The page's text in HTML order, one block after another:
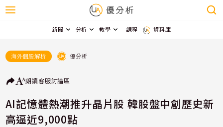
新聞 分析 教學 課程 資料庫
海外個股解析 優分析
朗讀客服討論區
AI記憶體熱潮推升晶片股 韓股盤中創歷史新
高逼近9,000點